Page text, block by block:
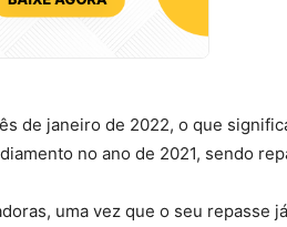
de janeiro de 2022, o que
no ano de 2021, sendo
uma vez que o seu repasse